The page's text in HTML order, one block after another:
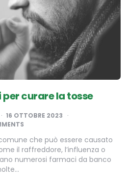
curare la tosse
16 OTTOBRE 2023
che può essere causato
il raffreddore, l’influenza o
numerosi farmaci da banco